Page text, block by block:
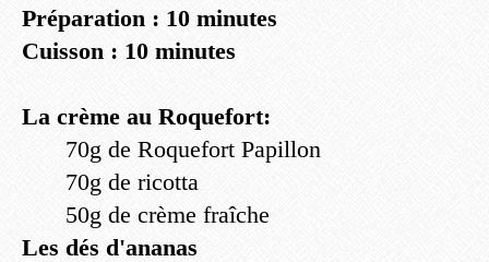
Préparation : 10 minutes
Cuisson : 10 minutes
La crème au Roquefort:
70g de Roquefort Papillon
70g de ricotta
50g de crème fraîche
Les dés d'ananas